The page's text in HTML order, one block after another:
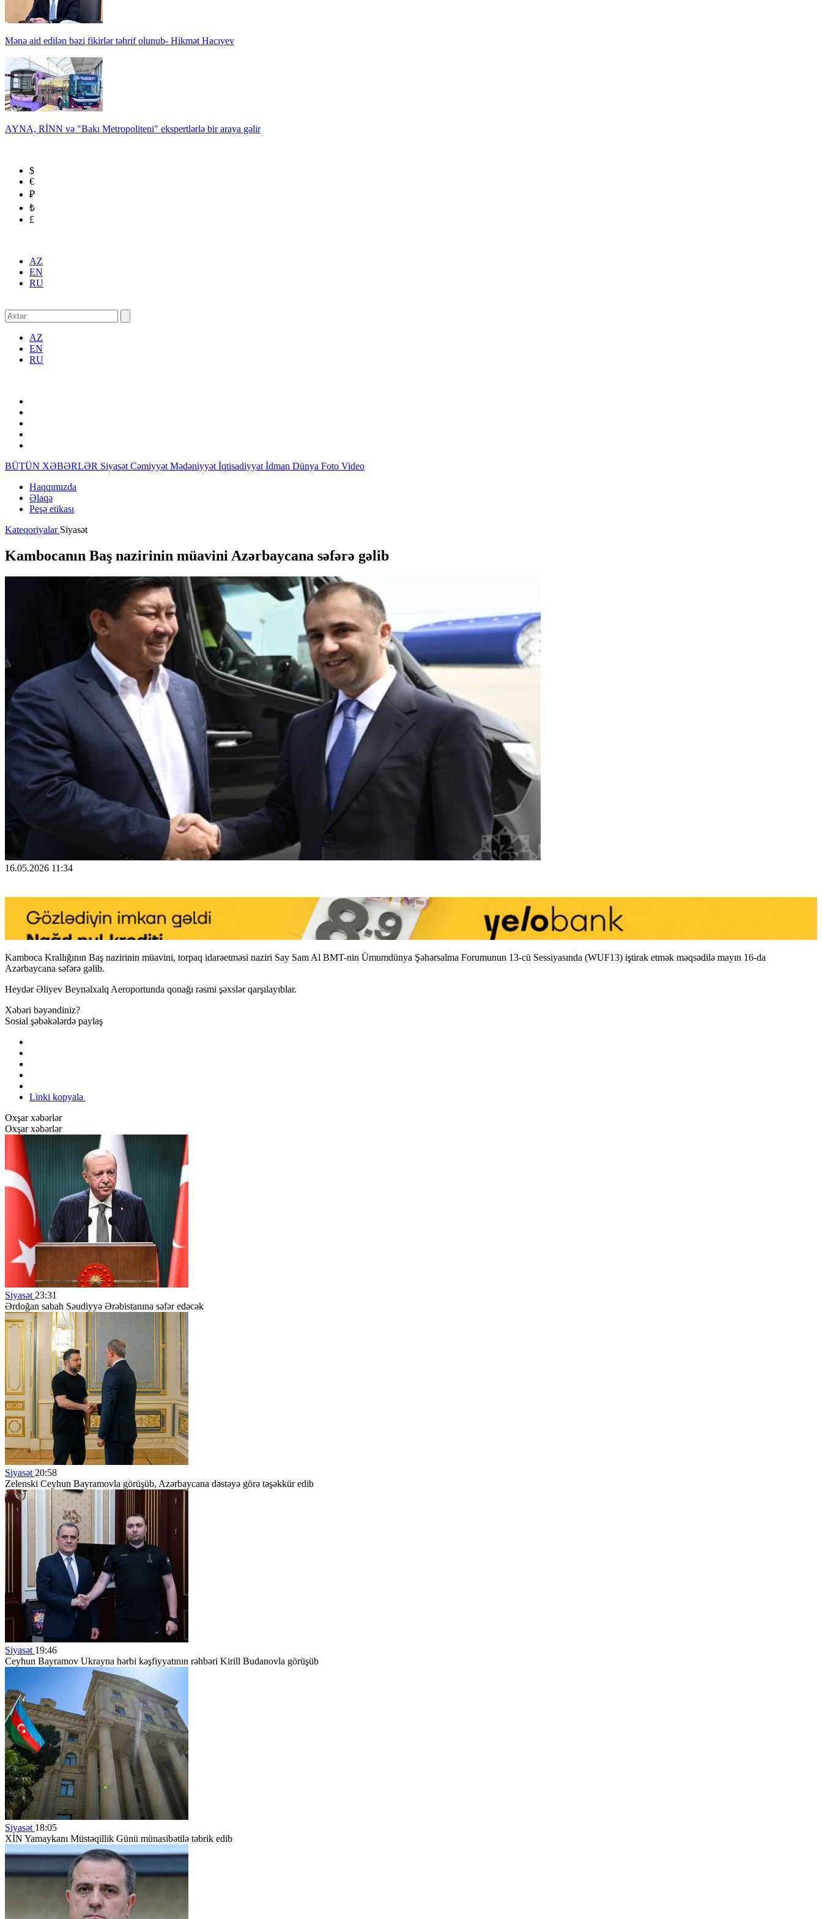
Mənə aid edilən bəzi fikirlər təhrif olunub- Hikmət Hacıyev
AYNA, RİNN və "Bakı Metropoliteni" ekspertlərlə bir araya gəlir
$
€
₽
₺
£
AZ
EN
RU
AZ
EN
RU
BÜTÜN XƏBƏRLƏR Siyasət Cəmiyyət Mədəniyyət İqtisadiyyat İdman Dünya Foto Video
Haqqımızda
Əlaqə
Peşə etikası
Kateqoriyalar Siyasət
Kambocanın Baş nazirinin müavini Azərbaycana səfərə gəlib
16.05.2026 11:34
Kamboca Krallığının Baş nazirinin müavini, torpaq idarəetməsi naziri Say Sam Al BMT-nin Ümumdünya Şəhərsalma Forumunun 13-cü Sessiyasında (WUF13) iştirak etmək məqsədilə mayın 16-da
Azərbaycana səfərə gəlib.
Heydər Əliyev Beynəlxalq Aeroportunda qonağı rəsmi şəxslər qarşılayıblar.
Xəbəri bəyəndiniz?
Sosial şəbəkələrdə paylaş
Linki kopyala
Oxşar xəbərlər
Oxşar xəbərlər
Siyasət 23:31
Ərdoğan sabah Səudiyyə Ərəbistanına səfər edəcək
Siyasət 20:58
Zelenski Ceyhun Bayramovla görüşüb, Azərbaycana dəstəyə görə təşəkkür edib
Siyasət 19:46
Ceyhun Bayramov Ukrayna hərbi kəşfiyyatının rəhbəri Kirill Budanovla görüşüb
Siyasət 18:05
XİN Yamaykanı Müstəqillik Günü münasibətilə təbrik edib